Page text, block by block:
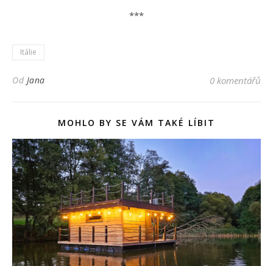
***
Itálie
Od Jana 0 komentářů
MOHLO BY SE VÁM TAKÉ LÍBIT